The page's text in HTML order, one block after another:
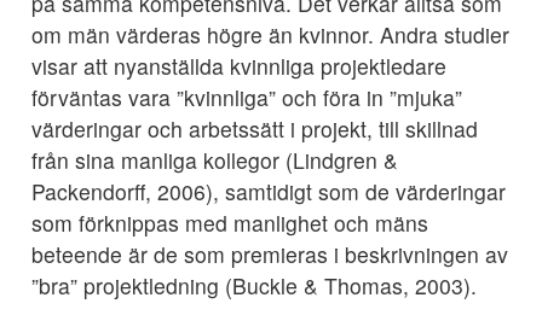
om män värderas högre än kvinnor. Andra studier
visar att nyanställda kvinnliga projektledare
förväntas vara ”kvinnliga” och föra in ”mjuka”
värderingar och arbetssätt i projekt, till skillnad
från sina manliga kollegor (Lindgren &
Packendorff, 2006), samtidigt som de värderingar
som förknippas med manlighet och mäns
beteende är de som premieras i beskrivningen av
”bra” projektledning (Buckle & Thomas, 2003).